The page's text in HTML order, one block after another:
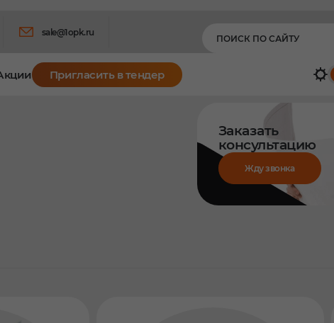
sale@1opk.ru
Пригласить в тендер
Заказать
консультацию
Жду звонка